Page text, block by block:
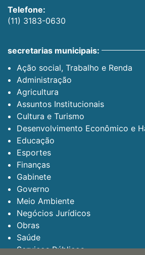
Telefone:
(11) 3183-0630
secretarias municipais:
Ação social, Trabalho e Renda
Administração
Agricultura
Assuntos Institucionais
Cultura e Turismo
Desenvolvimento Econômico e
Educação
Esportes
Finanças
Gabinete
Governo
Meio Ambiente
Negócios Jurídicos
Obras
Saúde
Serviços Públicos